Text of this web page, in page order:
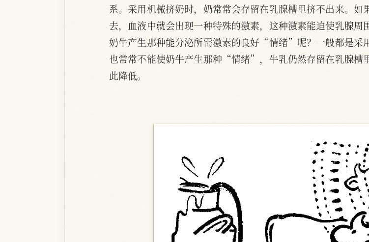
系。采用机械挤奶时，奶常常会存留在乳腺槽里挤不出来。
去，血液中就会出现一种特殊的激素，这种激素能迫使乳腺
奶牛产生那种能分泌所需激素的良好“情绪”呢？一般都是采
也常常不能使奶牛产生那种“情绪”，牛乳仍然存留在乳腺
此降低。